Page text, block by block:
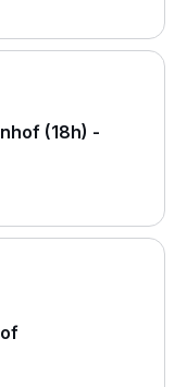
(18h) -